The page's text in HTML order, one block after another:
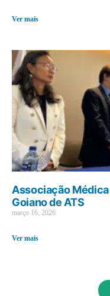
Ver mais
Associação
Goiano de ATS
março 16, 2026
Ver mais